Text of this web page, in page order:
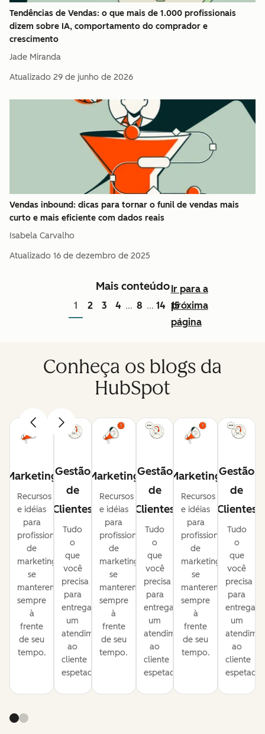
Tendências de Vendas: o que mais de 1.000 profissionais
dizem sobre IA, comportamento do comprador e
crescimento
Jade Miranda
Atualizado 29 de junho de 2026
Vendas inbound: dicas para tornar o funil de vendas mais
curto e mais eficiente com dados reais
Isabela Carvalho
Atualizado 16 de dezembro de 2025
Mais conteúdo
1 2 3 4 ... 8 ... 14 15
Ir para a
próxima
página
Conheça os blogs da
HubSpot
Marketing
Recursos
e idéias
para
profissionais
de
marketing
se
manterem
sempre
à
frente
de seu
tempo.
Gestão
de
Clientes
Tudo
o
que
você
precisa
para
entregar
um
atendimento
ao
cliente
espetacular.
Marketing
Recursos
e idéias
para
profissionais
de
marketing
se
manterem
sempre
à
frente
de seu
tempo.
Gestão
de
Clientes
Tudo
o
que
você
precisa
para
entregar
um
atendimento
ao
cliente
espetacular.
Marketing
Recursos
e idéias
para
profissionais
de
marketing
se
manterem
sempre
à
frente
de seu
tempo.
Gestão
de
Clientes
Tudo
o
que
você
precisa
para
entregar
um
ao
cliente